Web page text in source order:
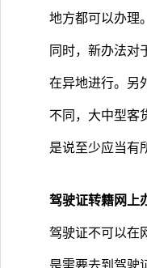
地方都可以办理
同时，新办法对
在异地进行。另
不同，大中型客
是说至少应当有
驾驶证转籍网上
驾驶证不可以在
是需要去到驾驶